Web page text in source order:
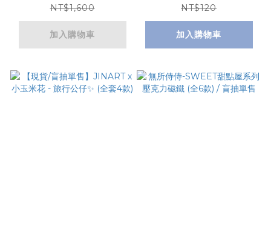
NT$1,600
加入購物車
NT$120
加入購物車